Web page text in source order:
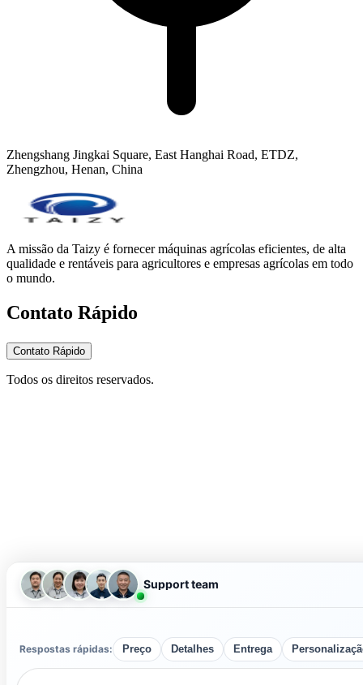
Zhengshang Jingkai Square, East Hanghai Road, ETDZ,
Zhengzhou, Henan, China
A missão da Taizy é fornecer máquinas agrícolas eficientes, de alta
qualidade e rentáveis para agricultores e empresas agrícolas em todo
o mundo.
Contato Rápido
Contato Rápido
Todos os direitos reservados.
Support team
Respostas rápidas: Preço Detalhes Entrega